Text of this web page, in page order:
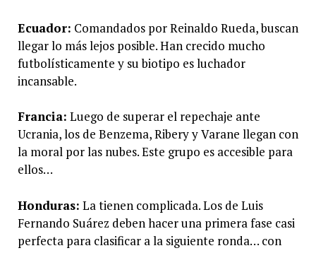
Ecuador: Comandados por Reinaldo Rueda, buscan
llegar lo más lejos posible. Han crecido mucho
futbolísticamente y su biotipo es luchador
incansable.
Francia: Luego de superar el repechaje ante
Ucrania, los de Benzema, Ribery y Varane llegan con
la moral por las nubes. Este grupo es accesible para
ellos…
Honduras: La tienen complicada. Los de Luis
Fernando Suárez deben hacer una primera fase casi
perfecta para clasificar a la siguiente ronda… con